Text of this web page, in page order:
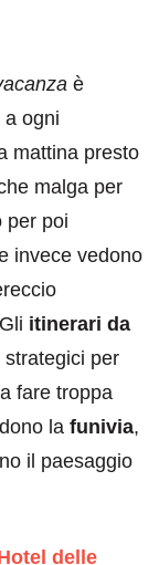
è
a ogni
mattina presto
malga per
per poi
invece vedono
itinerari da
per
fare troppa
la funivia,
il paesaggio
delle